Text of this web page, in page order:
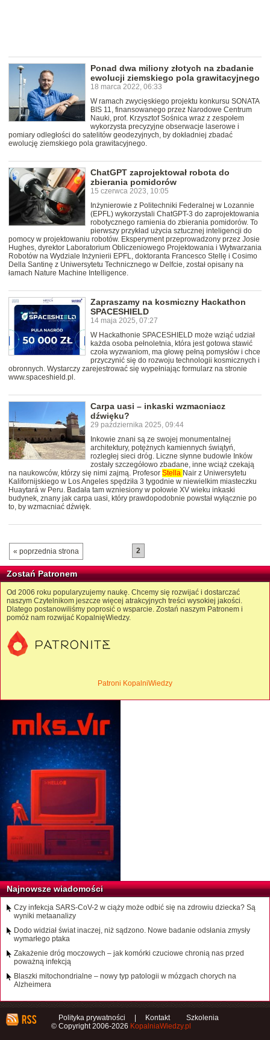
Ponad dwa miliony złotych na zbadanie
ewolucji ziemskiego pola grawitacyjnego
18 marca 2022, 06:33
W ramach zwycięskiego projektu konkursu SONATA
BIS 11, finansowanego przez Narodowe Centrum
Nauki, prof. Krzysztof Sośnica wraz z zespołem
wykorzysta precyzyjne obserwacje laserowe i
pomiary odległości do satelitów geodezyjnych, by dokładniej zbadać
ewolucję ziemskiego pola grawitacyjnego.
ChatGPT zaprojektował robota do
zbierania pomidorów
15 czerwca 2023, 10:05
Inżynierowie z Politechniki Federalnej w Lozannie
(EPFL) wykorzystali ChatGPT-3 do zaprojektowania
robotycznego ramienia do zbierania pomidorów. To
pierwszy przykład użycia sztucznej inteligencji do
pomocy w projektowaniu robotów. Eksperyment przeprowadzony przez Josie
Hughes, dyrektor Laboratorium Obliczeniowego Projektowania i Wytwarzania
Robotów na Wydziale Inżynierii EPFL, doktoranta Francesco Stellę i Cosimo
Della Santinę z Uniwersytetu Technicznego w Delfcie, został opisany na
łamach Nature Machine Intelligence.
Zapraszamy na kosmiczny Hackathon
SPACESHIELD
14 maja 2025, 07:27
W Hackathonie SPACESHIELD może wziąć udział
każda osoba pełnoletnia, która jest gotowa stawić
czoła wyzwaniom, ma głowę pełną pomysłów i chce
przyczynić się do rozwoju technologii kosmicznych i
obronnych. Wystarczy zarejestrować się wypełniając formularz na stronie
www.spaceshield.pl.
Carpa uasi – inkaski wzmacniacz
dźwięku?
29 października 2025, 09:44
Inkowie znani są ze swojej monumentalnej
architektury, potężnych kamiennych świątyń,
rozległej sieci dróg. Liczne słynne budowle Inków
zostały szczegółowo zbadane, inne wciąż czekają
na naukowców, którzy się nimi zajmą. Profesor Stella Nair z Uniwersytetu
Kalifornijskiego w Los Angeles spędziła 3 tygodnie w niewielkim miasteczku
Huaytará w Peru. Badała tam wzniesiony w połowie XV wieku inkaski
budynek, znany jak carpa uasi, który prawdopodobnie powstał wyłącznie po
to, by wzmacniać dźwięk.
« poprzednia strona 2
Zostań Patronem
Od 2006 roku popularyzujemy naukę. Chcemy się rozwijać i dostarczać
naszym Czytelnikom jeszcze więcej atrakcyjnych treści wysokiej jakości.
Dlatego postanowiliśmy poprosić o wsparcie. Zostań naszym Patronem i
pomóż nam rozwijać KopalnięWiedzy.
Patroni KopalniWiedzy
Najnowsze wiadomości
Czy infekcja SARS-CoV-2 w ciąży może odbić się na zdrowiu dziecka? Są
wyniki metaanalizy
Dodo widział świat inaczej, niż sądzono. Nowe badanie odsłania zmysły
wymarłego ptaka
Zakażenie dróg moczowych – jak komórki czuciowe chronią nas przed
poważną infekcją
Blaszki mitochondrialne – nowy typ patologii w mózgach chorych na
Alzheimera
Polityka prywatności Kontakt
Szkolenia
© Copyright 2006-2026 KopalniaWiedzy.pl